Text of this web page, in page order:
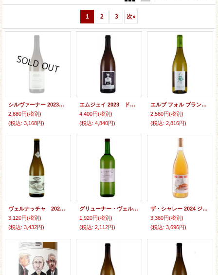
1 2 3 次»
シルヴァーナー 2023 WGシュテファン・フェッター (ドイツ 白）
2,880円(税別)
(税込: 3,168円)
エムジェイ 2023 ドメーヌ・ジュリアン・プレヴェル (ロワール 白）
4,400円(税別)
(税込: 4,840円)
エルブ フォル ブラン 2023 クレモン・バロー (ロワール白）
2,560円(税別)
(税込: 2,816円)
ヴェルナッチャ 2023 フリサック (スペイン白）
3,120円(税別)
(税込: 3,432円)
グリューナー・ヴェルトリーナー 2023 リスト (オーストリア 白） (1000ml)
1,920円(税別)
(税込: 2,112円)
ザ・シャレー 2024 ジャンボ・タイム・ワインズ (USA：白)
3,360円(税別)
(税込: 3,696円)